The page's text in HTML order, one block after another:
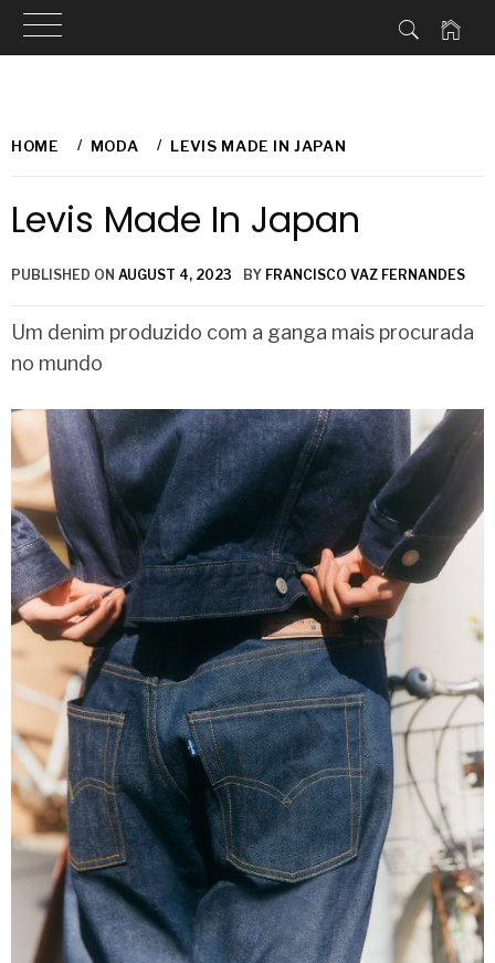
toHOME MODA LEVIS MADE IN JAPAN
Levis Made In Japan
PUBLISHED ON AUGUST 4, 2023 BY FRANCISCO VAZ FERNANDES
Um denim produzido com a ganga mais procurada
no mundo